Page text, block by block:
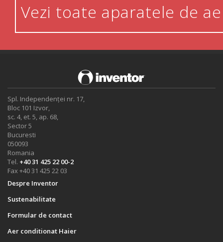
Vezi toate aparatele de
Spl. Independenței nr. 17,
Bloc 101 Izvor,
sc. 4, et. 5, ap. 68,
Sector 5
Bucuresti
050093
Romania
Tel. +40 31 425 22 00-2
Fax +40 31 425 22 03
Despre Inventor
Sustenabilitate
Formular de contact
Aer conditionat Haier